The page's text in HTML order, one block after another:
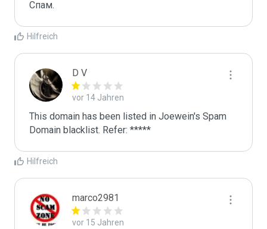
Спам.
Hilfreich
D V
vor 14 Jahren
This domain has been listed in Joewein's Spam
Domain blacklist. Refer: *****
Hilfreich
marco2981
vor 15 Jahren